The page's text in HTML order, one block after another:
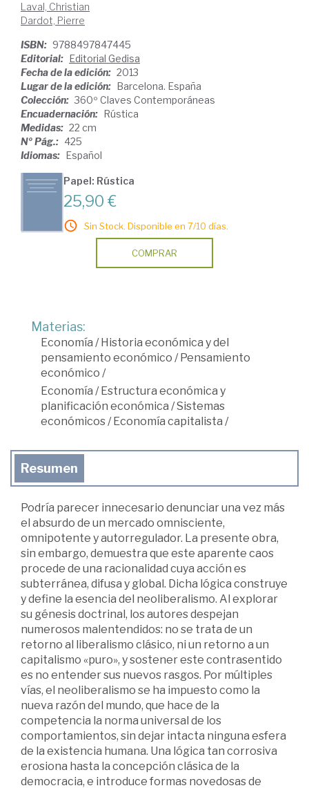
Laval, Christian
Dardot, Pierre
ISBN: 9788497847445
Editorial: Editorial Gedisa
Fecha de la edición: 2013
Lugar de la edición: Barcelona. España
Colección: 360º Claves Contemporáneas
Encuadernación: Rústica
Medidas: 22 cm
Nº Pág.: 425
Idiomas: Español
Papel: Rústica
25,90 €
Sin Stock. Disponible en 7/10 días.
COMPRAR
Materias:
Economía /Historia económica y del
pensamiento económico /Pensamiento
económico /
Economía /Estructura económica y
planificación económica /Sistemas
económicos/Economía capitalista /
Resumen
Podría parecer innecesario denunciar una vez más
el absurdo de un mercado omnisciente,
omnipotente y autorregulador. La presente obra,
sin embargo, demuestra que este aparente caos
procede de una racionalidad cuya acción es
subterránea, difusa y global. Dicha lógica construye
y define la esencia del neoliberalismo. Al explorar
su génesis doctrinal, los autores despejan
numerosos malentendidos: no se trata de un
retorno al liberalismo clásico, ni un retorno a un
capitalismo «puro», y sostener este contrasentido
es no entender sus nuevos rasgos. Por múltiples
vías, el neoliberalismo se ha impuesto como la
nueva razón del mundo, que hace de la
competencia la norma universal de los
comportamientos, sin dejar intacta ninguna esfera
de la existencia humana. Una lógica tan corrosiva
erosiona hasta la concepción clásica de la
democracia, e introduce formas novedosas de